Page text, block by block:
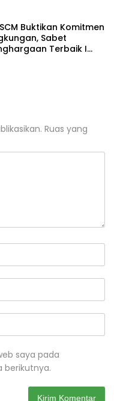
Buktikan Komitmen
Sabet
Terbaik I
Ruas yang
saya pada
berikutnya.